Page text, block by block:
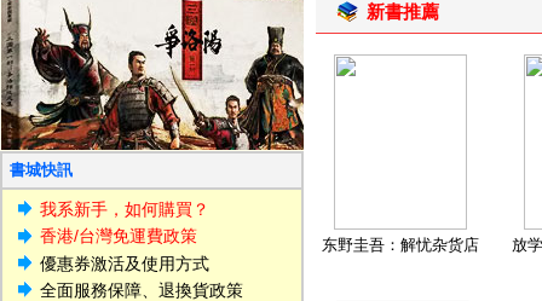
書城快訊
我系新手，如何購買？
香港/台灣免運費政策
優惠券激活及使用方式
全面服務保障、退換貨政策
新書推薦
东野圭吾：解忧杂货店 放